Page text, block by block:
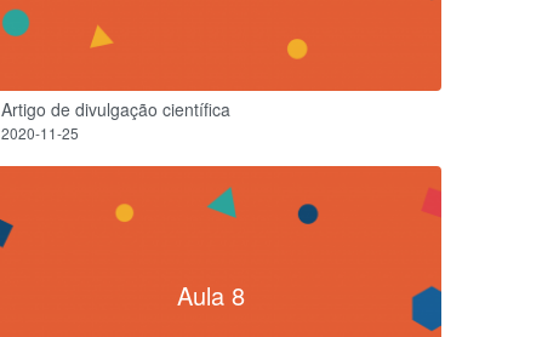
Artigo de divulgação científica
2020-11-25
Aula 8